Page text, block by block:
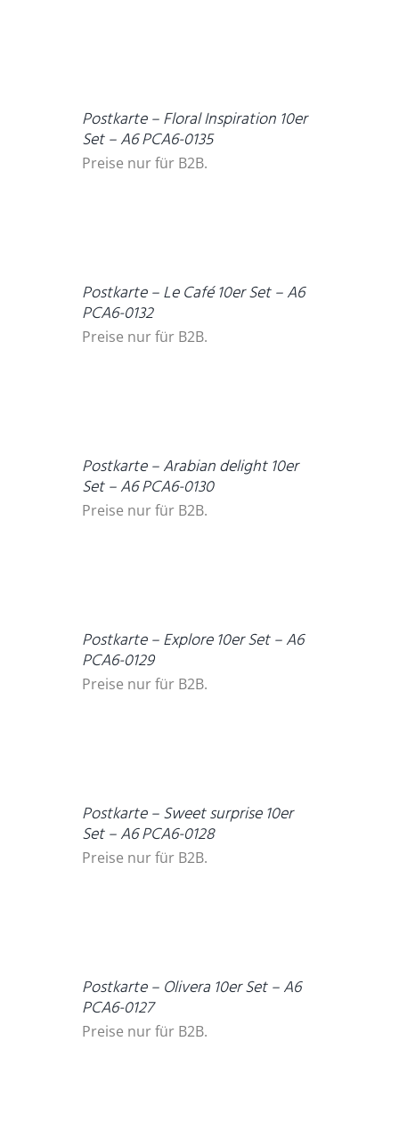
Postkarte – Floral Inspiration 10er
Set – A6 PCA6-0135
Preise nur für B2B.
Postkarte – Le Café 10er Set – A6
PCA6-0132
Preise nur für B2B.
Postkarte – Arabian delight 10er
Set – A6 PCA6-0130
Preise nur für B2B.
Postkarte – Explore 10er Set – A6
PCA6-0129
Preise nur für B2B.
Postkarte – Sweet surprise 10er
Set – A6 PCA6-0128
Preise nur für B2B.
Postkarte – Olivera 10er Set – A6
PCA6-0127
Preise nur für B2B.